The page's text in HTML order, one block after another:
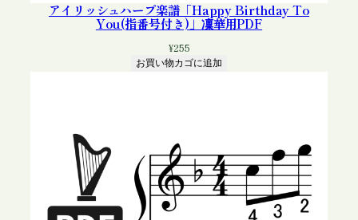
アイリッシュハープ楽譜「Happy Birthday To
You(指番号付き)」凜華用PDF
¥255
お買い物カゴに追加